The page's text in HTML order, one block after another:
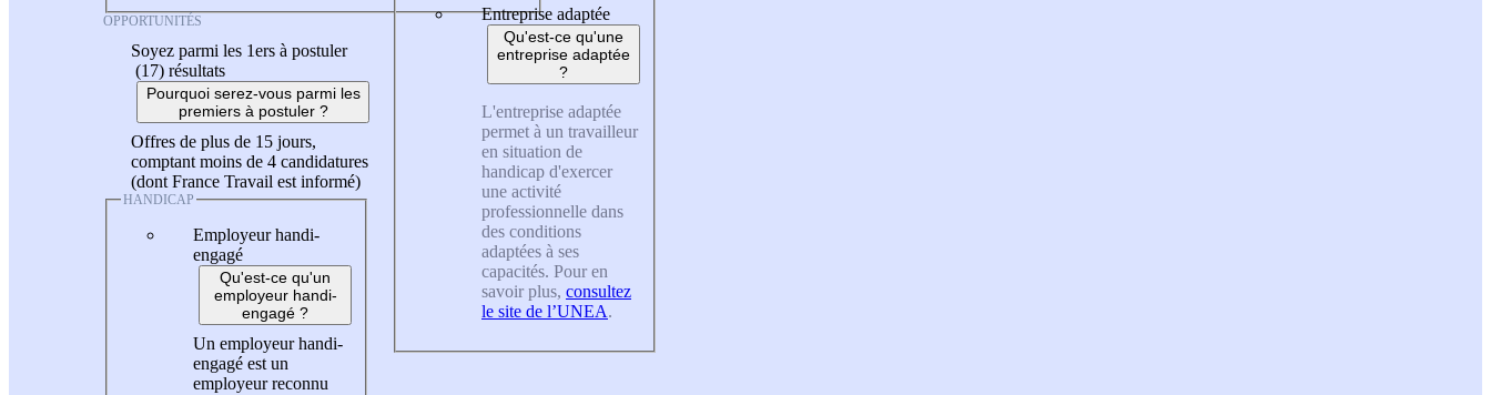
OPPORTUNITÉS
Soyez parmi les 1ers à postuler
(17) résultats
Pourquoi serez-vous parmi les
premiers à postuler ?
Offres de plus de 15 jours,
comptant moins de 4 candidatures
(dont France Travail est informé)
HANDICAP
Employeur handi-
engagé
Qu'est-ce qu'un
employeur handi-
engagé ?
Un employeur handi-
engagé est un
employeur reconnu
Entreprise adaptée
Qu'est-ce qu'une
entreprise adaptée
?
L'entreprise adaptée
permet à un travailleur
en situation de
handicap d'exercer
une activité
professionnelle dans
des conditions
adaptées à ses
capacités. Pour en
savoir plus, consultez
le site de l’UNEA.